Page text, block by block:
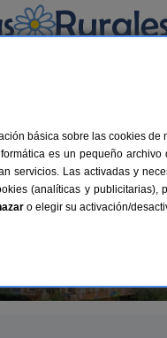
Rurales en
básica sobre las cookies
es un pequeño
servicios. Las activadas y
(analíticas y publicitarias),
o elegir su activación/